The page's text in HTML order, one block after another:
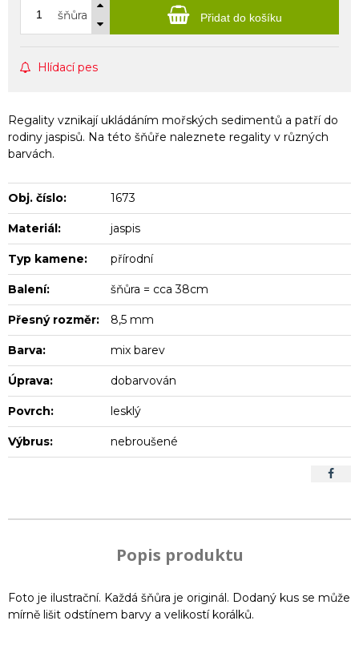
šňůra Přidat do košíku
Hlídací pes
Regality vznikají ukládáním mořských sedimentů a patří do
rodiny jaspisů. Na této šňůře naleznete regality v různých
barvách.
Obj. číslo: 1673
Materiál: jaspis
Typ kamene: přírodní
Balení: šňůra = cca 38cm
Přesný rozměr: 8,5 mm
Barva: mix barev
Úprava: dobarvován
Povrch: lesklý
Výbrus: nebroušené
Popis produktu
Foto je ilustrační. Každá šňůra je originál. Dodaný kus se může
mírně lišit odstínem barvy a velikostí korálků.